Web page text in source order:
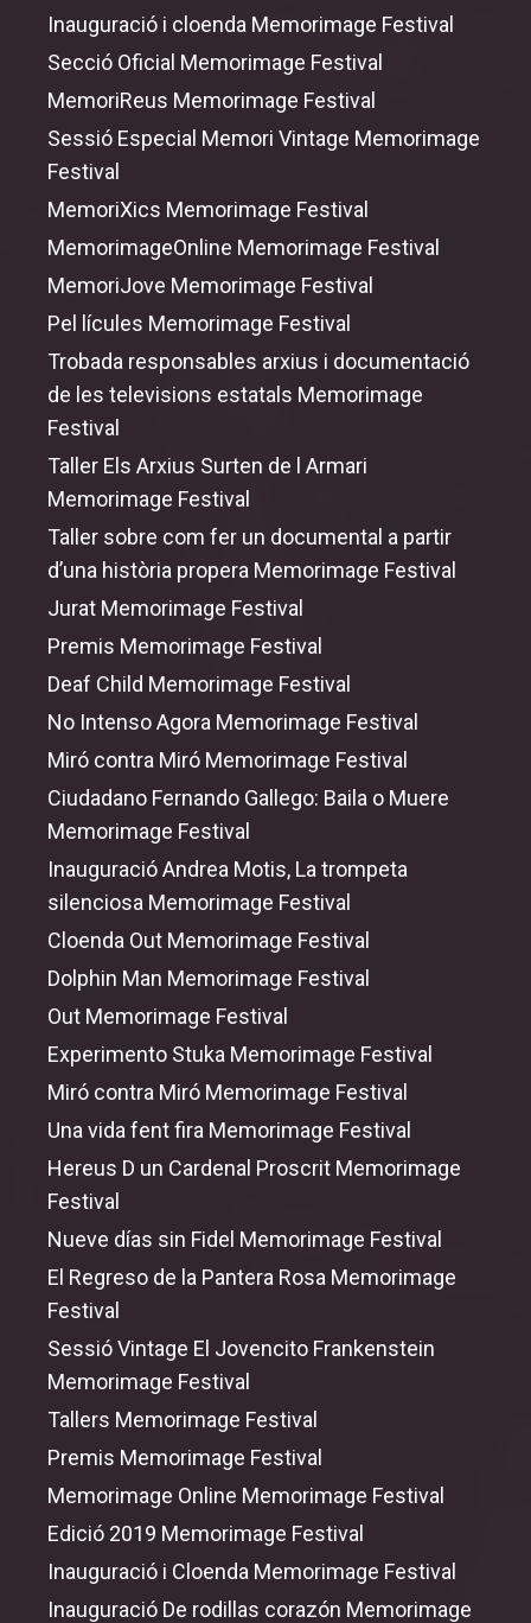
Inauguració i cloenda Memorimage Festival
Secció Oficial Memorimage Festival
MemoriReus Memorimage Festival
Sessió Especial Memori Vintage Memorimage
Festival
MemoriXics Memorimage Festival
MemorimageOnline Memorimage Festival
MemoriJove Memorimage Festival
Pel lícules Memorimage Festival
Trobada responsables arxius i documentació
de les televisions estatals Memorimage
Festival
Taller Els Arxius Surten de l Armari
Memorimage Festival
Taller sobre com fer un documental a partir
d’una història propera Memorimage Festival
Jurat Memorimage Festival
Premis Memorimage Festival
Deaf Child Memorimage Festival
No Intenso Agora Memorimage Festival
Miró contra Miró Memorimage Festival
Ciudadano Fernando Gallego: Baila o Muere
Memorimage Festival
Inauguració Andrea Motis, La trompeta
silenciosa Memorimage Festival
Cloenda Out Memorimage Festival
Dolphin Man Memorimage Festival
Out Memorimage Festival
Experimento Stuka Memorimage Festival
Miró contra Miró Memorimage Festival
Una vida fent fira Memorimage Festival
Hereus D un Cardenal Proscrit Memorimage
Festival
Nueve días sin Fidel Memorimage Festival
El Regreso de la Pantera Rosa Memorimage
Festival
Sessió Vintage El Jovencito Frankenstein
Memorimage Festival
Tallers Memorimage Festival
Premis Memorimage Festival
Memorimage Online Memorimage Festival
Edició 2019 Memorimage Festival
Inauguració i Cloenda Memorimage Festival
Inauguració De rodillas corazón Memorimage